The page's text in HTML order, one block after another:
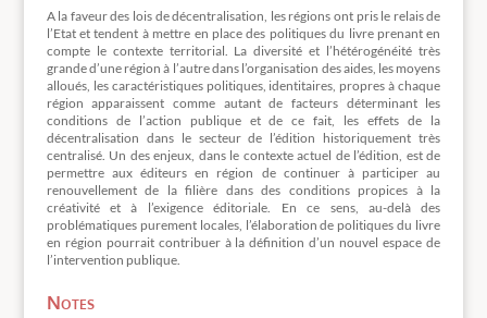
A la faveur des lois de décentralisation, les régions ont pris le relais de
l’Etat et tendent à mettre en place des politiques du livre prenant en
compte le contexte territorial. La diversité et l’hétérogénéité très
grande d’une région à l’autre dans l’organisation des aides, les moyens
alloués, les caractéristiques politiques, identitaires, propres à chaque
région apparaissent comme autant de facteurs déterminant les
conditions de l’action publique et de ce fait, les effets de la
décentralisation dans le secteur de l’édition historiquement très
centralisé. Un des enjeux, dans le contexte actuel de l’édition, est de
permettre aux éditeurs en région de continuer à participer au
renouvellement de la filière dans des conditions propices à la
créativité et à l’exigence éditoriale. En ce sens, au-delà des
problématiques purement locales, l’élaboration de politiques du livre
en région pourrait contribuer à la définition d’un nouvel espace de
l’intervention publique.
Notes